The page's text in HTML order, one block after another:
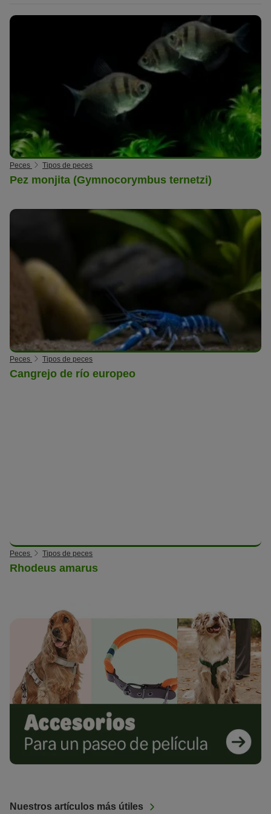
Peces Tipos de peces
Pez monjita (Gymnocorymbus ternetzi)
Peces Tipos de peces
Cangrejo de río europeo
Peces Tipos de peces
Rhodeus amarus
Nuestros artículos más útiles